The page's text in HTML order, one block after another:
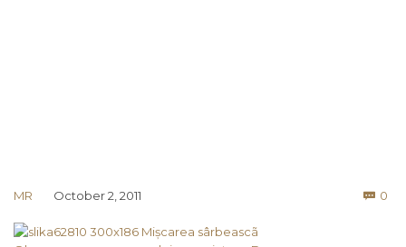
MR October 2, 2011  0